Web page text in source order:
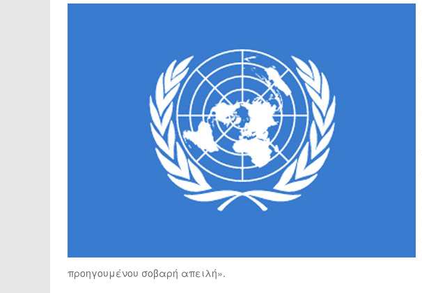
προηγουμένου σοβαρή απειλή».